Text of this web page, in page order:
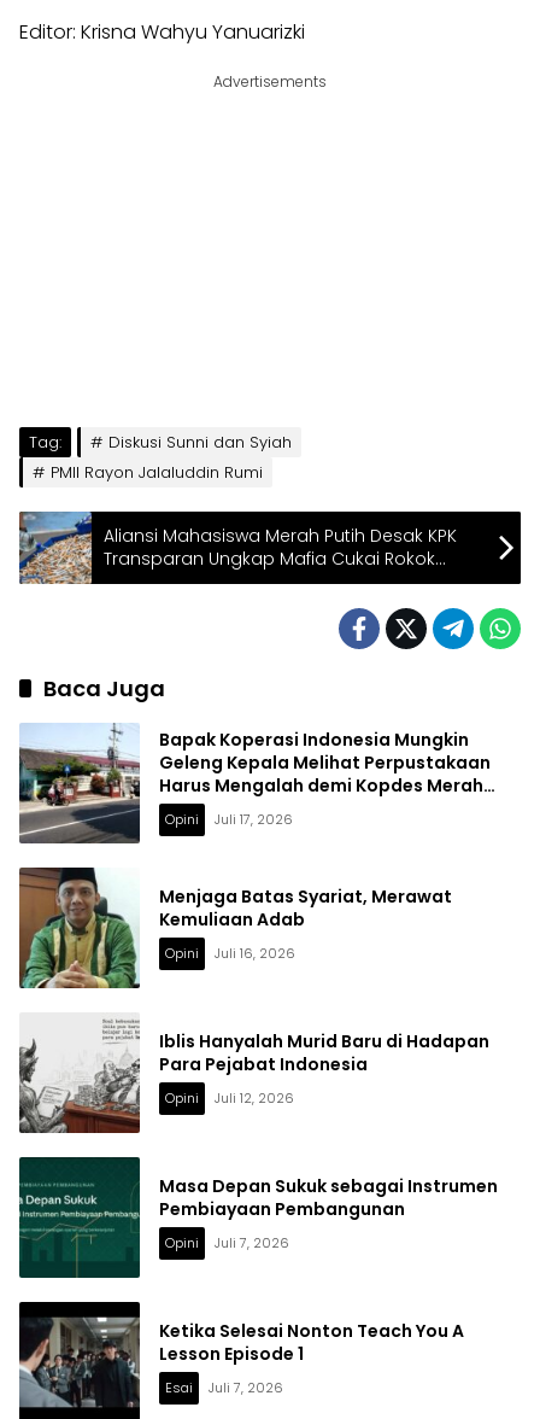
Editor: Krisna Wahyu Yanuarizki
Advertisements
Tag:
Diskusi Sunni dan Syiah
PMII Rayon Jalaluddin Rumi
Aliansi Mahasiswa Merah Putih Desak KPK
Transparan Ungkap Mafia Cukai Rokok
Ilegal
Baca Juga
Bapak Koperasi Indonesia Mungkin
Geleng Kepala Melihat Perpustakaan
Harus Mengalah demi Kopdes Merah
Putih
Opini Juli 17, 2026
Menjaga Batas Syariat, Merawat
Kemuliaan Adab
Opini Juli 16, 2026
Iblis Hanyalah Murid Baru di Hadapan
Para Pejabat Indonesia
Opini Juli 12, 2026
Masa Depan Sukuk sebagai Instrumen
Pembiayaan Pembangunan
Opini Juli 7, 2026
Ketika Selesai Nonton Teach You A
Lesson Episode 1
Esai Juli 7, 2026